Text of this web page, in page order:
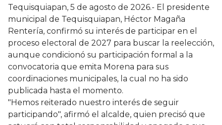
Tequisquiapan, 5 de agosto de 2026.- El presidente
municipal de Tequisquiapan, Héctor Magaña
Rentería, confirmó su interés de participar en el
proceso electoral de 2027 para buscar la reelección,
aunque condicionó su participación formal a la
convocatoria que emita Morena para sus
coordinaciones municipales, la cual no ha sido
publicada hasta el momento.
"Hemos reiterado nuestro interés de seguir
participando", afirmó el alcalde, quien precisó que